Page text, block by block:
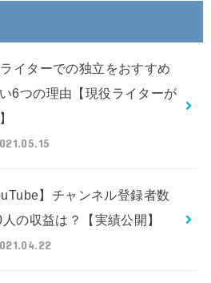
イターでの独立をおすすめ
6つの理由【現役ライターが
】チャンネル登録者数
の収益は？【実績公開】